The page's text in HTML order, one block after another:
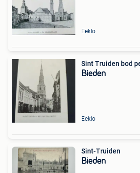
Eeklo
Sint
Bieden
Eeklo
Sint-Truiden
Bieden